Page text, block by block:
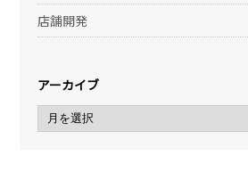
店舗開発
アーカイブ